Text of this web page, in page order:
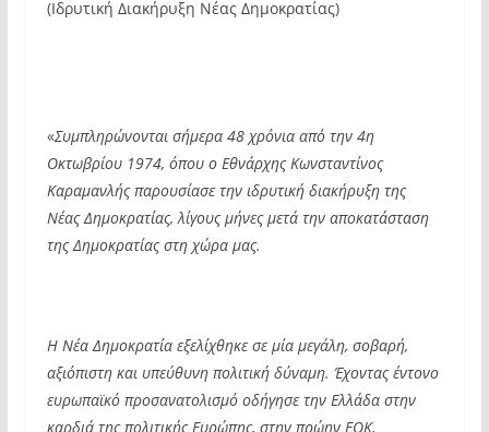
(Ιδρυτική Διακήρυξη Νέας Δημοκρατίας)
«Συμπληρώνονται σήμερα 48 χρόνια από την 4η
Οκτωβρίου 1974, όπου ο Εθνάρχης Κωνσταντίνος
Καραμανλής παρουσίασε την ιδρυτική διακήρυξη της
Νέας Δημοκρατίας, λίγους μήνες μετά την αποκατάσταση
της Δημοκρατίας στη χώρα μας.
Η Νέα Δημοκρατία εξελίχθηκε σε μία μεγάλη, σοβαρή,
αξιόπιστη και υπεύθυνη πολιτική δύναμη. Έχοντας έντονο
ευρωπαϊκό προσανατολισμό οδήγησε την Ελλάδα στην
καρδιά της πολιτικής Ευρώπης, στην πρώην ΕΟΚ,